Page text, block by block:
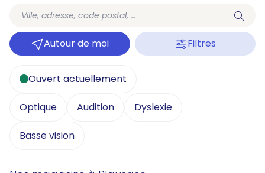
Autour de moi Filtres
Ouvert actuellement
Optique Audition Dyslexie
Basse vision